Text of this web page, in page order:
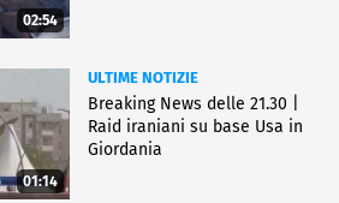
02:54
01:14
ULTIME NOTIZIE
Breaking News delle 21.30 |
Raid iraniani su base Usa in
Giordania